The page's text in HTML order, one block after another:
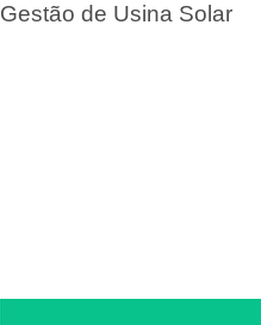
Gestão de Usina Solar